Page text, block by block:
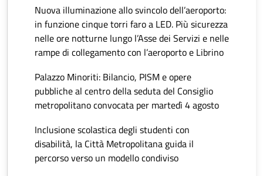
Nuova illuminazione allo svincolo dell’aeroporto:
in funzione cinque torri faro a LED. Più sicurezza
nelle ore notturne lungo l’Asse dei Servizi e nelle
rampe di collegamento con l’aeroporto e Librino
Palazzo Minoriti: Bilancio, PISM e opere
pubbliche al centro della seduta del Consiglio
metropolitano convocata per martedì 4 agosto
Inclusione scolastica degli studenti con
disabilità, la Città Metropolitana guida il
percorso verso un modello condiviso